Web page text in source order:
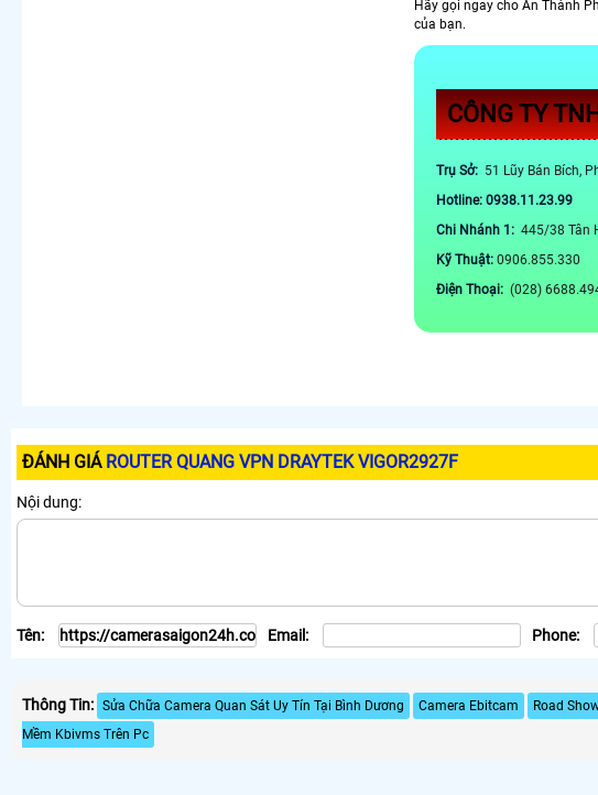
Hãy gọi ngay cho An Thành
của bạn.
CÔNG TY
Trụ Sở: 51 Lũy Bán Bích,
Hotline: 0938.11.23.99
Chi Nhánh 1: 445/38 Tân
Kỹ Thuật: 0906.855.330
Điện Thoại: (028)
ĐÁNH GIÁ ROUTER QUANG VPN DRAYTEK VIGOR2927F
Nội dung:
Tên: Email: Phone:
Thông Tin: Sửa Chữa Camera Quan Sát Uy Tín Tại Bình Dương Camera Ebitcam Road
Mềm Kbivms Trên Pc